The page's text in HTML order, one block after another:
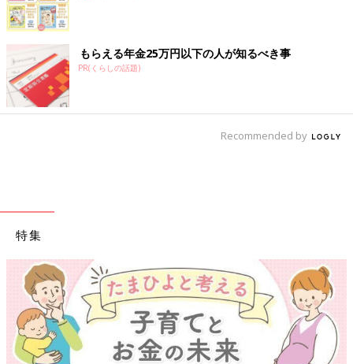
ダンスもジムもなんのためにやってるのかわからなくなって、全
部やめてしまいました。そしてそのころ、ちょっとおかしいな、
危険だな、と気づきました。
友だちの精神科医に治療してもらい、3カ月くらいで治すつもり
でいたけど、結局完全に治るまで1年くらいかかったように思い
ます。
――自身がうつ病になって、患者さんの気持ちがよりわかったと
ゃんと扱わないといけないことなんです。自分の経験からしかの
ぞけないけど「死にたい気持ち」になるのはこういうことか、と
アテクシの場合は、健康なときだったら考えない、こわいことを
ずっと考えてしまって、それが自分でもわかるのにやめられなく
て気持ちが悪い状態でした。うーん、たとえば、ホラー映画を無
理やり見させられて、それがいつ終わるかわからない感じという
か･･･。
もらえる年金25万円以下の人が知るべき事
PR(くらしの話題)
Recommended by
特集